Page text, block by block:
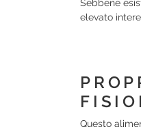
Sebbene
elevato
Questo